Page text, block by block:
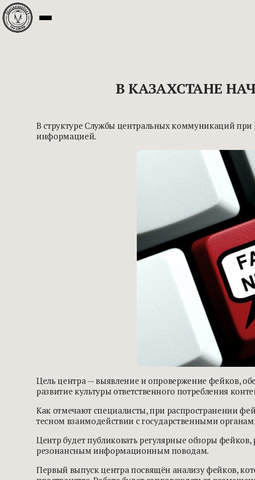
В КАЗАХСТАНЕ
В структуре Службы центральных коммуникаций при
информацией.
Цель центра — выявление и опровержение фейков,
развитие культуры ответственного потребления
Как отмечают специалисты, при распространении
тесном взаимодействии с государственными
Центр будет публиковать регулярные обзоры
резонансным информационным поводам.
Первый выпуск центра посвящён анализу фейков,